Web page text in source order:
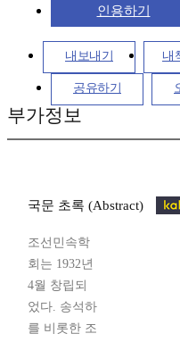
인용하기
내보내기 내
공유하기
부가정보
국문 초록 (Abstract)
조선민속학
회는 1932년
4월 창립되
었다. 송석하
를 비롯한 조